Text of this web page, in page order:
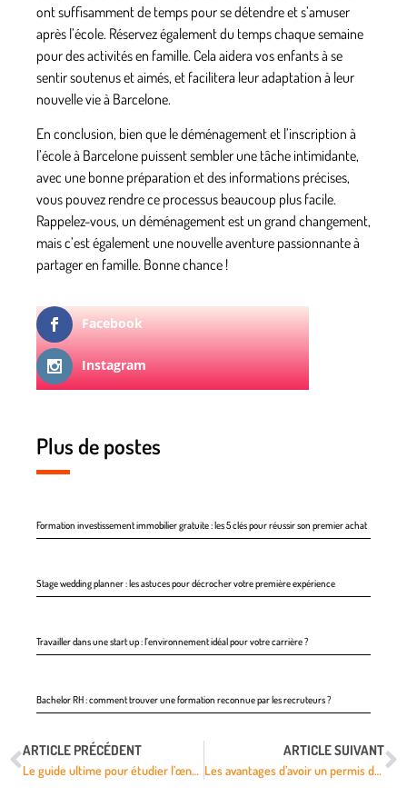
ont suffisamment de temps pour se détendre et s’amuser
après l’école. Réservez également du temps chaque semaine
pour des activités en famille. Cela aidera vos enfants à se
sentir soutenus et aimés, et facilitera leur adaptation à leur
nouvelle vie à Barcelone.
En conclusion, bien que le déménagement et l’inscription à
l’école à Barcelone puissent sembler une tâche intimidante,
avec une bonne préparation et des informations précises,
vous pouvez rendre ce processus beaucoup plus facile.
Rappelez-vous, un déménagement est un grand changement,
mais c’est également une nouvelle aventure passionnante à
partager en famille. Bonne chance !
Facebook
Instagram
Plus de postes
Formation investissement immobilier gratuite : les 5 clés pour réussir son premier achat
Stage wedding planner : les astuces pour décrocher votre première expérience
Travailler dans une start up : l’environnement idéal pour votre carrière ?
Bachelor RH : comment trouver une formation reconnue par les recruteurs ?
ARTICLE PRÉCÉDENT
Le guide ultime pour étudier l’œnologie à l’étranger.
ARTICLE SUIVANT
Les avantages d’avoir un permis de conduire pour trouver un emploi